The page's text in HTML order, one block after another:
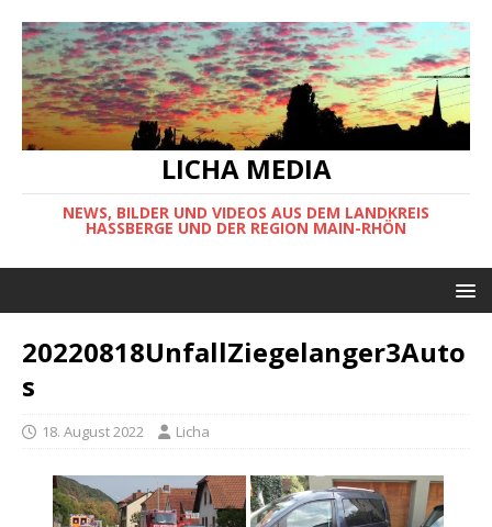
LICHA MEDIA
NEWS, BILDER UND VIDEOS AUS DEM LANDKREIS
HASSBERGE UND DER REGION MAIN-RHÖN
20220818UnfallZiegelanger3Auto
s
18. August 2022 Licha